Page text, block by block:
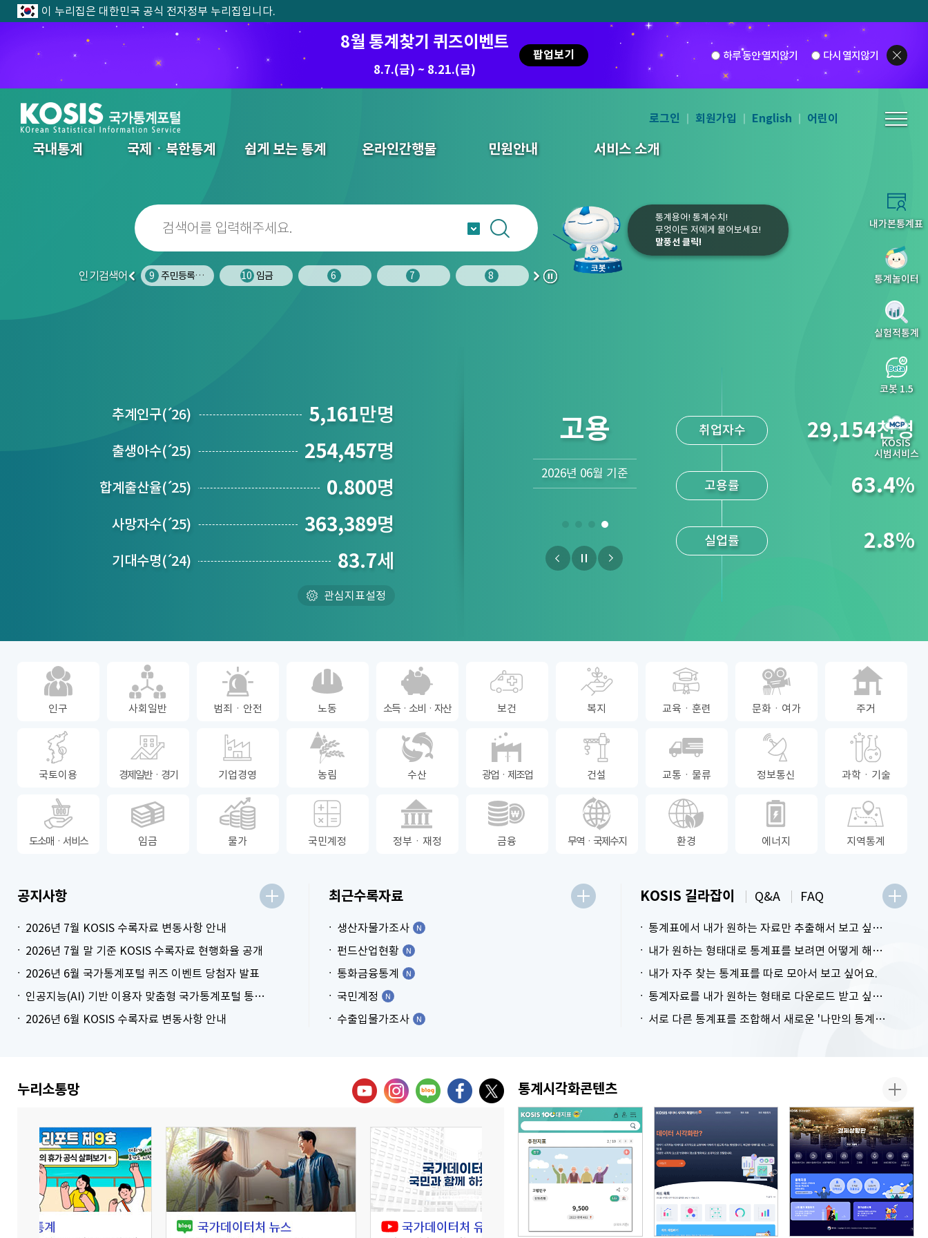
이 누리집은 대한민국 공식 전자정부 누리집입니다.
8월 통계찾기 퀴즈이벤트
8.7.(금) ~ 8.21.(금)
팝업보기 하루 동안 열지않기 다시 열지않기
국내통계 국제ㆍ북한통계 쉽게 보는 통계 온라인간행물 민원안내 서비스 소개
로그인 회원가입 English 어린이
내가본통계표
통계놀이터
실험적통계
코봇 1.5
KOSIS
시범서비스
인기검색어
이
8 사망원인 9 주민등록인구 10 임금 6 7 8 3
다 정
통계용어! 통계수치!
무엇이든 저에게 물어보세요!
말풍선 클릭!
추계인구(´26) 5,161만명
출생아수(´25) 254,457명
합계출산율(´25) 0.800명
사망자수(´25) 363,389명
기대수명(´24) 83.7세
관심지표설정
물가
2026년 07월 기준
소비자물가지수 2.8% (전년동월
생활물가지수 % (전년동월
신선식품지수 % (전년동월
인구 사회일반 범죄ㆍ안전 노동 소득ㆍ소비ㆍ자산 보건 복지 교육ㆍ훈련 문화ㆍ여가 주거
국토이용 경제일반ㆍ경기 기업경영 농림 수산 광업ㆍ제조업 건설 교통ㆍ물류 정보통신 과학ㆍ기술
도소매ㆍ서비스 임금 물가 국민계정 정부ㆍ재정 금융 무역ㆍ국제수지 환경 에너지 지역통계
공지사항
2026년 7월 KOSIS 수록자료 변동사항 안내
2026년 7월 말 기준 KOSIS 수록자료 현행화율 공개
2026년 6월 국가통계포털 퀴즈 이벤트 당첨자 발표
인공지능(AI) 기반 이용자 맞춤형 국가통계포털 통계표 생성 시범 서비스 안내
2026년 6월 KOSIS 수록자료 변동사항 안내
최근수록자료
생산자물가조사
펀드산업현황
통화금융통계
국민계정
수출입물가조사
KOSIS 길라잡이
통계표에서 내가 원하는 자료만 추출해서 보고 싶어요.
내가 원하는 형태대로 통계표를 보려면 어떻게 해야 하나요?
내가 자주 찾는 통계표를 따로 모아서 보고 싶어요.
통계자료를 내가 원하는 형태로 다운로드 받고 싶어요.
서로 다른 통계표를 조합해서 새로운 '나만의 통계표'를 만들고 싶어요.
Q&A FAQ
통계시각화콘텐츠
누리소통망